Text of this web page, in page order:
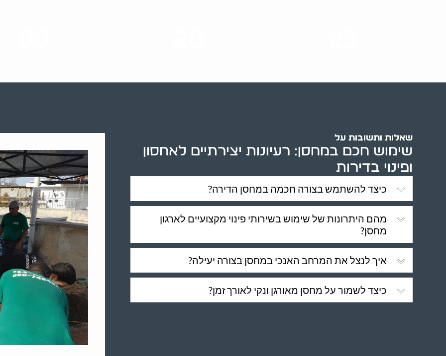
שאלות ותשובות על
שימוש חכם במחסן: רעיונות יצירתיים לאחסון
ופינוי בדירות
כיצד להשתמש בצורה חכמה במחסן הדירה?
מהם היתרונות של שימוש בשירותי פינוי מקצועיים לארגון
מחסן?
איך לנצל את המרחב האנכי במחסן בצורה יעילה?
כיצד לשמור על מחסן מאורגן ונקי לאורך זמן?